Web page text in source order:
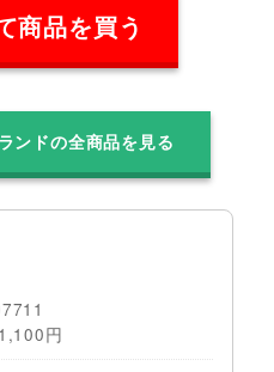
商品を買う
ンドの全商品を見る
1,100円